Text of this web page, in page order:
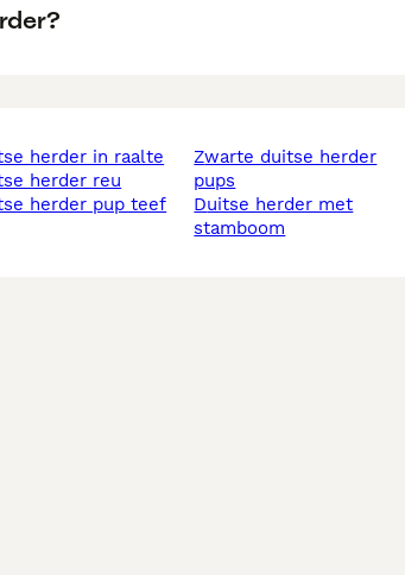
herder in raalte
herder reu
herder pup teef
zwarte duitse herder
pups
duitse herder met
stamboom